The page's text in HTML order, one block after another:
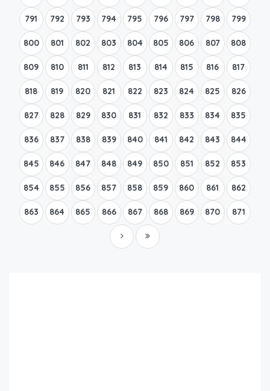
791 792 793 794 795 796 797 798 799
800 801 802 803 804 805 806 807 808
809 810 811 812 813 814 815 816 817
818 819 820 821 822 823 824 825 826
827 828 829 830 831 832 833 834 835
836 837 838 839 840 841 842 843 844
845 846 847 848 849 850 851 852 853
854 855 856 857 858 859 860 861 862
863 864 865 866 867 868 869 870 871